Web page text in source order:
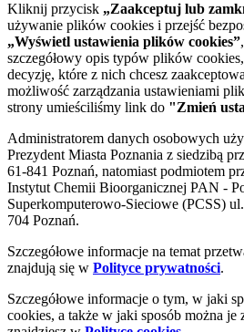
Kliknij przycisk „Zaakceptuj lub
używanie plików cookies i przejść
„Wyświetl ustawienia plików cookies”
szczegółowy opis typów plików
decyzję, które z nich chcesz
możliwość zarządzania ustawieniami
strony umieściliśmy link do "Zmień
Administratorem danych osobowych
Prezydent Miasta Poznania z siedzibą
61-841 Poznań, natomiast podmiotem
Instytut Chemii Bioorganicznej PAN -
Superkomputerowo-Sieciowe (PCSS)
704 Poznań.
Szczegółowe informacje na temat
znajdują się w Polityce prywatności.
Szczegółowe informacje o tym, w jaki
cookies, a także w jaki sposób można je